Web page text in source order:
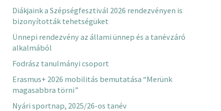
Diákjaink a Szépségfesztivál 2026 rendezvényen is
bizonyították tehetségüket
Ünnepi rendezvény az állami ünnep és a tanévzáró
alkalmából
Fodrász tanulmányi csoport
Erasmus+ 2026 mobilitás bemutatása “Merünk
magasabbra törni”
Nyári sportnap, 2025/26-os tanév